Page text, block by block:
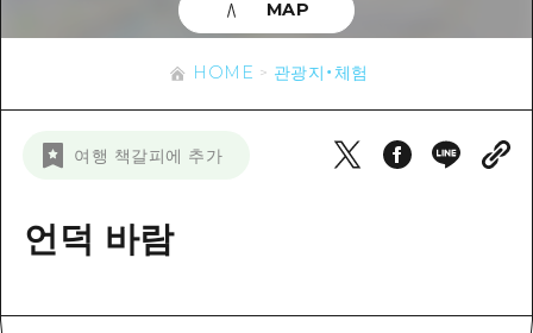
스포츠
나이트 라이프
기준
치유
빈고(備後)
미야지마(宮島) 주변
빠른 여행
비북(備北)
게이호쿠(芸北)
야마구치(山口)현 동부
시마네(島根)현
목록
접근
히로시마 OMOTENASHI 패스
뉴스
HOME 관광지・체험
여행 책갈피에 추가
언덕 바람
MAP